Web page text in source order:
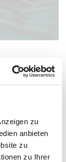
zu
anbieten
zu
zu Ihrer
15:00 -
33758